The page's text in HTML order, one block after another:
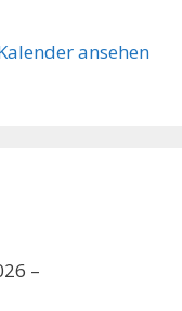
ansehen
–